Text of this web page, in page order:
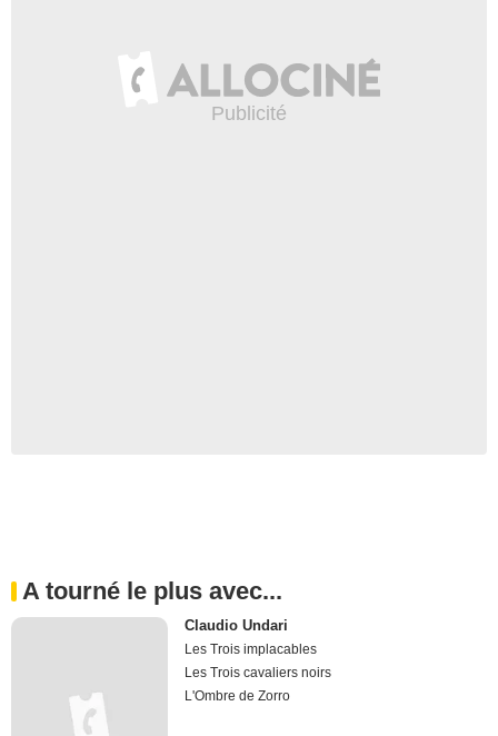
A tourné le plus avec...
Claudio Undari
Les Trois implacables
Les Trois cavaliers noirs
L'Ombre de Zorro